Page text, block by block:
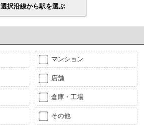
マンション
店舗
倉庫・工場
その他